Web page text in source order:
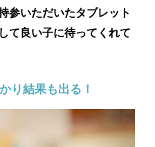
参いただいたタブレット
て良い子に待ってくれて
り結果も出る！